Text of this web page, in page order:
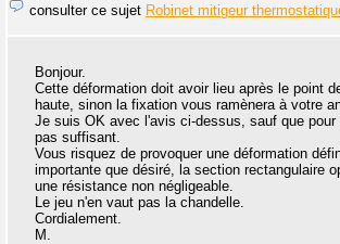
consulter ce sujet Robinet mitigeur
Bonjour.
Cette déformation doit avoir lieu après le point
haute, sinon la fixation vous ramènera à votre
Je suis OK avec l'avis ci-dessus, sauf que pour
pas suffisant.
Vous risquez de provoquer une déformation
importante que désiré, la section rectangulaire
une résistance non négligeable.
Le jeu n'en vaut pas la chandelle.
Cordialement.
M.